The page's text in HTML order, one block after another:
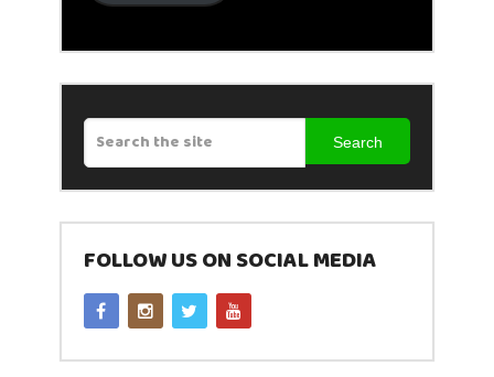
Search
FOLLOW US ON SOCIAL MEDIA